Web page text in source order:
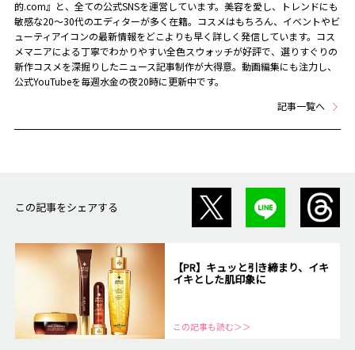
的.com』と、全ての公式SNSを運営しています。美容を愛し、トレンドにも
敏感な20～30代のエディターが多く在籍。コスメはもちろん、イベントやビ
ューティアイコンの最新情報をどこよりも早く詳しく発信しています。コス
メマニアによる丁寧でわかりやすい全色スウォッチが好評で、選りすぐりの
新作コスメを深掘りしたニュース記事制作が大得意。動画編集にも注力し、
公式YouTubeを毎週水金の夜20時に更新中です。
記事一覧へ
この記事をシェアする
【PR】キュッと引き締まり、イキ
イキとした肌印象に
この記事も読む＞＞